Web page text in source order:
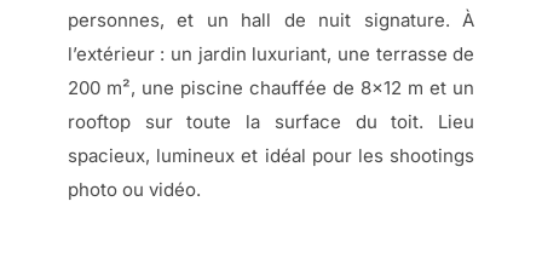
personnes, et un hall de nuit signature. À
l’extérieur : un jardin luxuriant, une terrasse de
200 m², une piscine chauffée de 8x12 m et un
rooftop sur toute la surface du toit. Lieu
spacieux, lumineux et idéal pour les shootings
photo ou vidéo.